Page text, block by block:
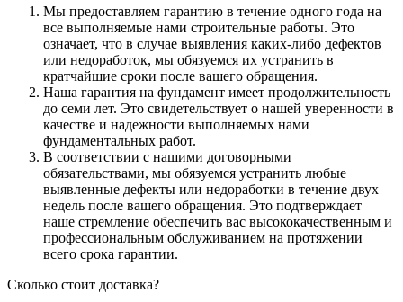
Мы предоставляем гарантию в течение одного года на
все выполняемые нами строительные работы. Это
означает, что в случае выявления каких-либо дефектов
или недоработок, мы обязуемся их устранить в
кратчайшие сроки после вашего обращения.
Наша гарантия на фундамент имеет продолжительность
до семи лет. Это свидетельствует о нашей уверенности в
качестве и надежности выполняемых нами
фундаментальных работ.
В соответствии с нашими договорными
обязательствами, мы обязуемся устранить любые
выявленные дефекты или недоработки в течение двух
недель после вашего обращения. Это подтверждает
наше стремление обеспечить вас высококачественным и
профессиональным обслуживанием на протяжении
всего срока гарантии.
Сколько стоит доставка?